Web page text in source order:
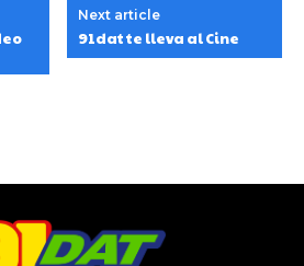
Next article
91dat te lleva al Cine